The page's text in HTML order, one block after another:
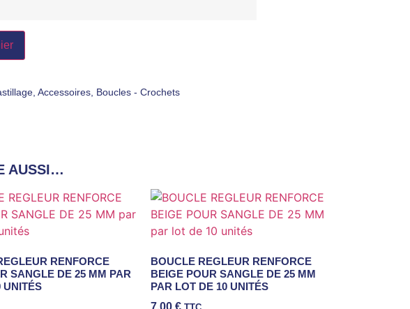
, Accessoires, Boucles - Crochets
AUSSI…
RENFORCE
SANGLE DE 25 MM PAR
UNITÉS
BOUCLE REGLEUR RENFORCE
BEIGE POUR SANGLE DE 25 MM
PAR LOT DE 10 UNITÉS
7,00 €